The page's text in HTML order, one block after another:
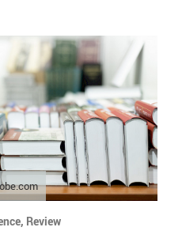
Review